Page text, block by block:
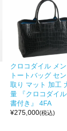
クロコダイル メ
トートバッグ セ
取り マット 加工
量 『クロコダイ
書付き』 4FA
¥275,000(税込)